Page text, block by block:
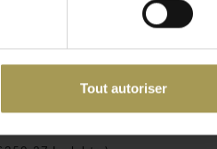
Tout autoriser
Lux Iron chaise